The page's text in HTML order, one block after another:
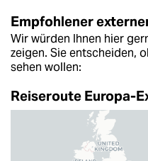
Empfohlener
Wir würden Ihnen hier
zeigen. Sie entscheiden,
sehen wollen:
Reiseroute Europa-